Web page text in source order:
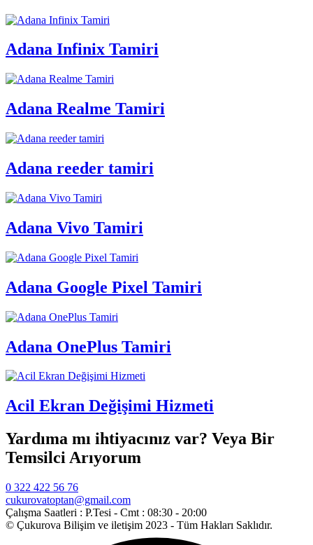
Adana Infinix Tamiri
Adana Realme Tamiri
Adana reeder tamiri
Adana Vivo Tamiri
Adana Google Pixel Tamiri
Adana OnePlus Tamiri
Acil Ekran Değişimi Hizmeti
Yardıma mı ihtiyacınız var? Veya Bir
Temsilci Arıyorum
0 322 422 56 76
cukurovatoptan@gmail.com
Çalışma Saatleri : P.Tesi - Cmt : 08:30 - 20:00
© Çukurova Bilişim ve iletişim 2023 - Tüm Hakları Saklıdır.